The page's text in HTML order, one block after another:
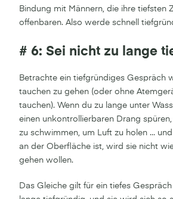
Bindung mit Männern, die ihre tiefsten
offenbaren. Also werde schnell
# 6: Sei nicht zu lange
Betrachte ein tiefgründiges Gespräch
tauchen zu gehen (oder ohne
tauchen). Wenn du zu lange unter
einen unkontrollierbaren Drang
zu schwimmen, um Luft zu holen ...
an der Oberfläche ist, wird sie nicht
gehen wollen.
Das Gleiche gilt für ein tiefes